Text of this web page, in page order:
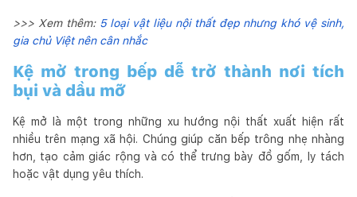
>>> Xem thêm: 5 loại vật liệu nội thất đẹp nhưng khó vệ sinh,
gia chủ Việt nên cân nhắc
Kệ mở trong bếp dễ trở thành nơi tích
bụi và dầu mỡ
Kệ mở là một trong những xu hướng nội thất xuất hiện rất
nhiều trên mạng xã hội. Chúng giúp căn bếp trông nhẹ nhàng
hơn, tạo cảm giác rộng và có thể trưng bày đồ gốm, ly tách
hoặc vật dụng yêu thích.